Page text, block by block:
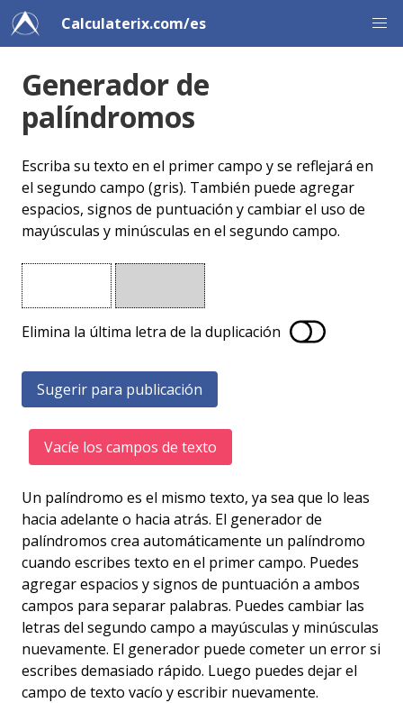
Calculaterix.com/es
Generador de
palíndromos
Escriba su texto en el primer campo y se reflejará en
el segundo campo (gris). También puede agregar
espacios, signos de puntuación y cambiar el uso de
mayúsculas y minúsculas en el segundo campo.
Elimina la última letra de la duplicación
Vacíe los campos de texto
Un palíndromo es el mismo texto, ya sea que lo leas
hacia adelante o hacia atrás. El generador de
palíndromos crea automáticamente un palíndromo
cuando escribes texto en el primer campo. Puedes
agregar espacios y signos de puntuación a ambos
campos para separar palabras. Puedes cambiar las
letras del segundo campo a mayúsculas y minúsculas
nuevamente. El generador puede cometer un error si
escribes demasiado rápido. Luego puedes dejar el
campo de texto vacío y escribir nuevamente.